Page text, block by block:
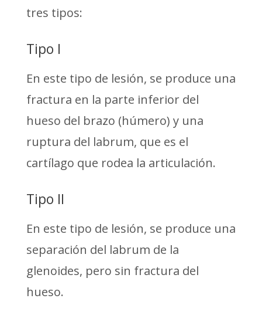
tres tipos:
Tipo I
En este tipo de lesión, se produce una
fractura en la parte inferior del
hueso del brazo (húmero) y una
ruptura del labrum, que es el
cartílago que rodea la articulación.
Tipo II
En este tipo de lesión, se produce una
separación del labrum de la
glenoides, pero sin fractura del
hueso.